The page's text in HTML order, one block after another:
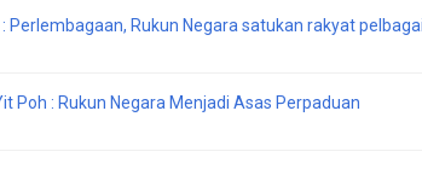
Perlembagaan, Rukun Negara satukan rakyat
Poh : Rukun Negara Menjadi Asas Perpaduan